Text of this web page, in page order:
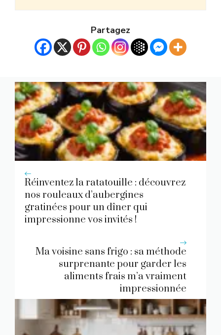
Partagez
Réinventez la ratatouille : découvrez
nos rouleaux d’aubergines
gratinées pour un dîner qui
impressionne vos invités !
Ma voisine sans frigo : sa méthode
surprenante pour garder les
aliments frais m’a vraiment
impressionnée